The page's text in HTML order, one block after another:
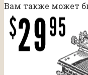
Вам также может